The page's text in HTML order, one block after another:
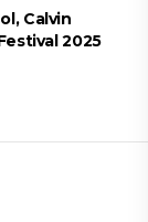
Calvin
2025